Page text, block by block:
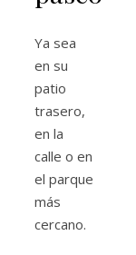
Ya sea
en su
patio
trasero,
en la
calle o en
el parque
más
cercano.